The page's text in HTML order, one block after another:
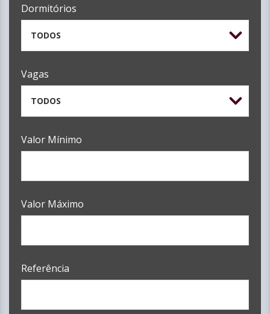
Dormitórios
TODOS
Vagas
TODOS
Valor Mínimo
Valor Máximo
Referência